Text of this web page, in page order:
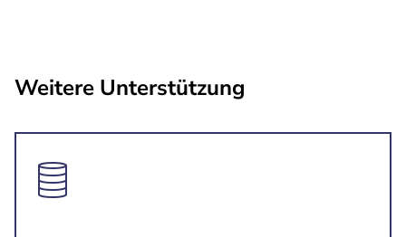
Weitere Unterstützung